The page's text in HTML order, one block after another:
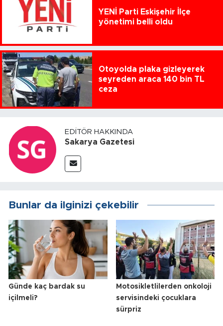
YENİ Parti Eskişehir İlçe
yönetimi belli oldu
Otoyolda plaka gizleyerek
seyreden araca 140 bin TL
ceza
EDITÖR HAKKINDA
Sakarya Gazetesi
Bunlar da ilginizi çekebilir
Günde kaç bardak su
içilmeli?
Motosikletlilerden onkoloji
servisindeki çocuklara
sürpriz